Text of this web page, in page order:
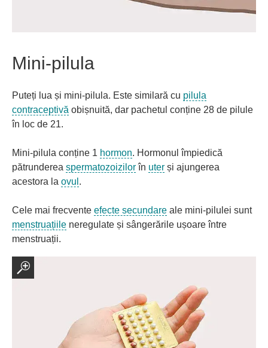
Mini-pilula
Puteți lua și mini-pilula. Este similară cu pilula
contraceptivă obișnuită, dar pachetul conține 28 de pilule
în loc de 21.
Mini-pilula conține 1 hormon. Hormonul împiedică
pătrunderea spermatozoizilorîn uter și ajungerea
acestora la ovul .
Cele mai frecvente efecte secundare ale mini-pilulei sunt
menstruațiile neregulate și sângerările ușoare între
menstruații.